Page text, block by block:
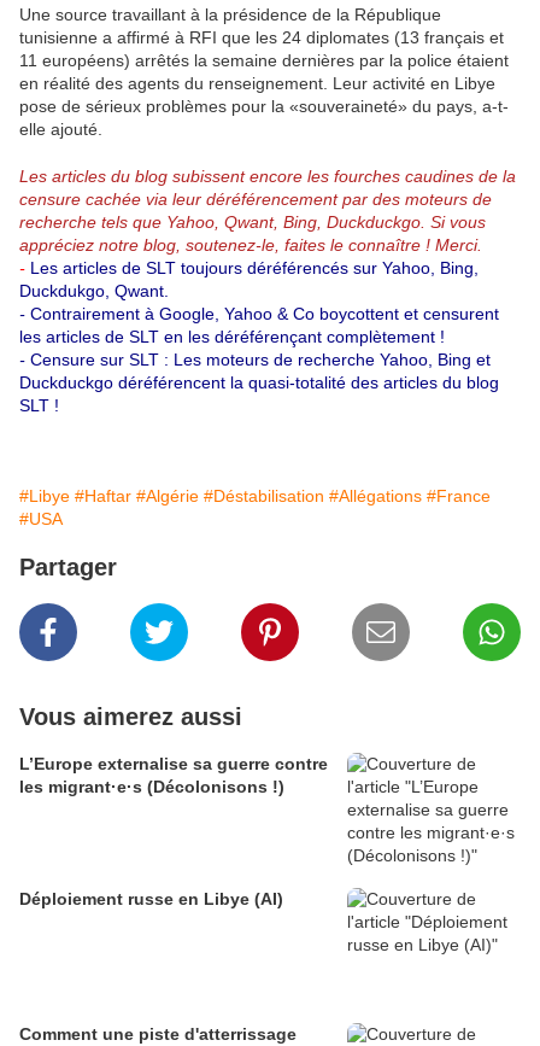
Une source travaillant à la présidence de la République
tunisienne a affirmé à RFI que les 24 diplomates (13 français et
11 européens) arrêtés la semaine dernières par la police étaient
en réalité des agents du renseignement. Leur activité en Libye
pose de sérieux problèmes pour la «souveraineté» du pays, a-t-
elle ajouté.
Les articles du blog subissent encore les fourches caudines de la
censure cachée via leur déréférencement par des moteurs de
recherche tels que Yahoo, Qwant, Bing, Duckduckgo. Si vous
appréciez notre blog, soutenez-le, faites le connaître ! Merci.
- Les articles de SLT toujours déréférencés sur Yahoo, Bing,
Duckdukgo, Qwant.
- Contrairement à Google, Yahoo & Co boycottent et censurent
les articles de SLT en les déréférençant complètement !
- Censure sur SLT : Les moteurs de recherche Yahoo, Bing et
Duckduckgo déréférencent la quasi-totalité des articles du blog
SLT !
#Libye #Haftar #Algérie #Déstabilisation #Allégations #France
#USA
Partager
Vous aimerez aussi
L’Europe externalise sa guerre contre
les migrant·e·s (Décolonisons !)
Déploiement russe en Libye (AI)
Comment une piste d'atterrissage